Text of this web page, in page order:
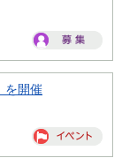
を開催